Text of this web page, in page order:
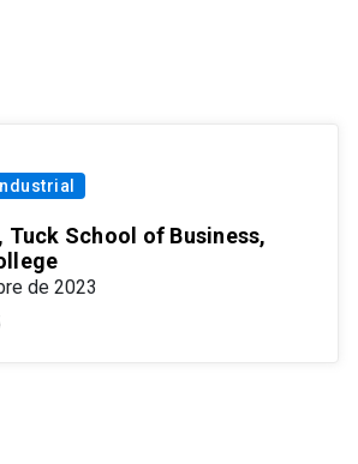
Tuck School of Business,
de 2023